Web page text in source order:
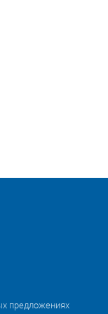
предложениях